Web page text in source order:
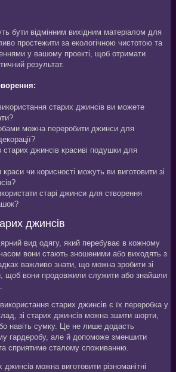
бути відмінним вихідним матеріалом для
простежити за екологічною чистотою та
у вашому проекті, щоб отримати
результат.
старих джинсів ви можете
можна переробити джинси для
старих джинсів красиві подушки для
краси чи корисності можуть ви виготовити зі
старі джинси для створення
джинсів
вид одягу, який перебуває в кожному
вони стають зношеними або виходять з
важливо знати, що можна зробити зі
щоб вони продовжили служити або знайшли
старих джинсів є їх переробка у
зі старих джинсів можна зшити шорти,
навіть сумку. Це не лише додасть
гардеробу, але й допоможе зменшити
та сприятиме сталому споживанню.
джинсів можна виготовити різноманітні